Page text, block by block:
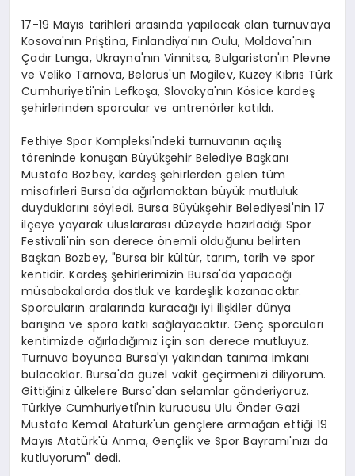
17-19 Mayıs tarihleri arasında yapılacak olan turnuvaya
Kosova'nın Priştina, Finlandiya'nın Oulu, Moldova'nın
Çadır Lunga, Ukrayna'nın Vinnitsa, Bulgaristan'ın Plevne
ve Veliko Tarnova, Belarus'un Mogilev, Kuzey Kıbrıs Türk
Cumhuriyeti'nin Lefkoşa, Slovakya'nın Kösice kardeş
şehirlerinden sporcular ve antrenörler katıldı.
Fethiye Spor Kompleksi'ndeki turnuvanın açılış
töreninde konuşan Büyükşehir Belediye Başkanı
Mustafa Bozbey, kardeş şehirlerden gelen tüm
misafirleri Bursa'da ağırlamaktan büyük mutluluk
duyduklarını söyledi. Bursa Büyükşehir Belediyesi'nin 17
ilçeye yayarak uluslararası düzeyde hazırladığı Spor
Festivali'nin son derece önemli olduğunu belirten
Başkan Bozbey, "Bursa bir kültür, tarım, tarih ve spor
kentidir. Kardeş şehirlerimizin Bursa'da yapacağı
müsabakalarda dostluk ve kardeşlik kazanacaktır.
Sporcuların aralarında kuracağı iyi ilişkiler dünya
barışına ve spora katkı sağlayacaktır. Genç sporcuları
kentimizde ağırladığımız için son derece mutluyuz.
Turnuva boyunca Bursa'yı yakından tanıma imkanı
bulacaklar. Bursa'da güzel vakit geçirmenizi diliyorum.
Gittiğiniz ülkelere Bursa'dan selamlar gönderiyoruz.
Türkiye Cumhuriyeti'nin kurucusu Ulu Önder Gazi
Mustafa Kemal Atatürk'ün gençlere armağan ettiği 19
Mayıs Atatürk'ü Anma, Gençlik ve Spor Bayramı'nızı da
kutluyorum" dedi.